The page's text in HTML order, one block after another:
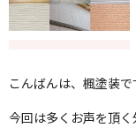
こんばんは、楓塗装で
今回は多くお声を頂